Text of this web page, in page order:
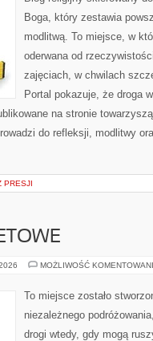
Boga, który zestawia
modlitwą. To miejsce, w
oderwana od
zajęciach, w chwilach
Portal pokazuje, że droga
na stronie
do refleksji, modlitwy
PRESJI
MOŻLIWOŚĆ
To miejsce zostało
niezależnego
drogi wtedy, gdy mogą